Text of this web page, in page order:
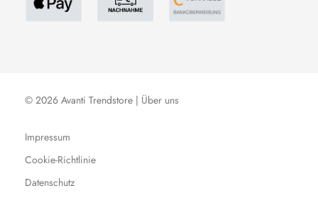
© 2026 Avanti Trendstore | Über uns
Impressum
Cookie-Richtlinie
Datenschutz